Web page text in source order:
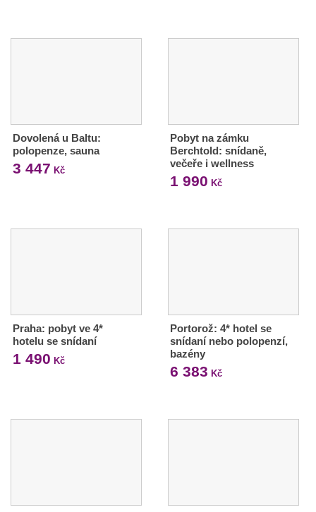
Dovolená u Baltu:
polopenze, sauna
3 447 Kč
Pobyt na zámku
Berchtold: snídaně,
večeře i wellness
1 990 Kč
Praha: pobyt ve 4*
hotelu se snídaní
1 490 Kč
Portorož: 4* hotel se
snídaní nebo polopenzí,
bazény
6 383 Kč